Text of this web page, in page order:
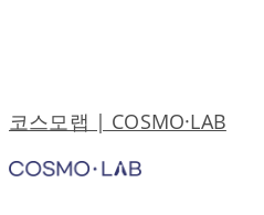
코스모랩 | COSMO·LAB